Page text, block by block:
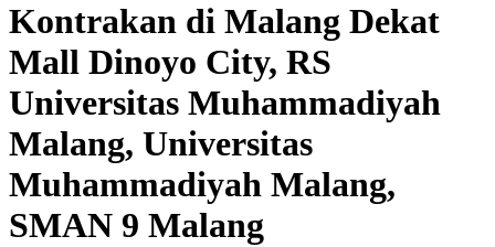
Kontrakan di Malang Dekat
Mall Dinoyo City, RS
Universitas Muhammadiyah
Malang, Universitas
Muhammadiyah Malang,
SMAN 9 Malang